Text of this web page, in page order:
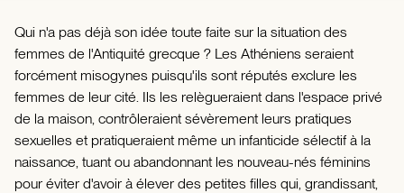
Qui n'a pas déjà son idée toute faite sur la situation des
femmes de l'Antiquité grecque ? Les Athéniens seraient
forcément misogynes puisqu'ils sont réputés exclure les
femmes de leur cité. Ils les relègueraient dans l'espace privé
de la maison, contrôleraient sévèrement leurs pratiques
sexuelles et pratiqueraient même un infanticide sélectif à la
naissance, tuant ou abandonnant les nouveau-nés féminins
pour éviter d'avoir à élever des petites filles qui, grandissant,